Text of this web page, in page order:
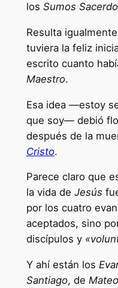
los Sumos
Resulta
tuviera la feliz
escrito cuanto
Maestro.
Esa idea —estoy
que soy— debió
después de la
Cristo.
Parece claro que
la vida de Jesús
por los cuatro
aceptados, sino
discípulos y
Y ahí están los
Santiago, de Mateo